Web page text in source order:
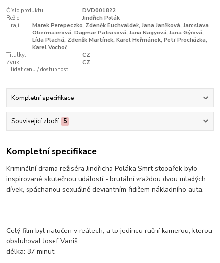
Číslo produktu:
DVD001822
Režie:
Jindřich Polák
Hrají:
Marek Perepeczko, Zdeněk Buchvaldek, Jana Janěková, Jaroslava
Obermaierová, Dagmar Patrasová, Jana Nagyová, Jana Gýrová,
Lída Plachá, Zdeněk Martínek, Karel Heřmánek, Petr Procházka,
Karel Vochoč
Titulky:
CZ
Zvuk:
CZ
Hlídat cenu / dostupnost
Kompletní specifikace
Související zboží 5
Kompletní specifikace
Kriminální drama režiséra Jindřicha Poláka Smrt stopařek bylo
inspirované skutečnou událostí - brutální vraždou dvou mladých
dívek, spáchanou sexuálně deviantním řidičem nákladního auta.
Celý film byl natočen v reálech, a to jedinou ruční kamerou, kterou
obsluhoval Josef Vaniš.
délka: 87 minut